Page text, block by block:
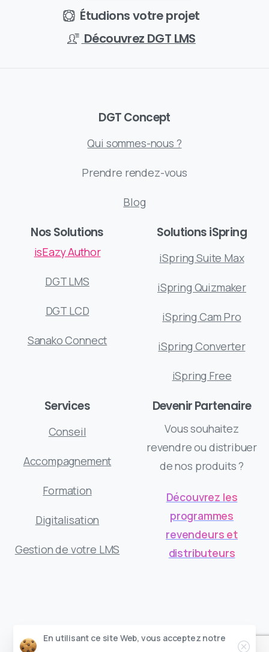
Étudions votre projet
Découvrez DGT LMS
DGT Concept
Qui sommes-nous ?
Prendre rendez-vous
Blog
Nos Solutions
isEazy Author
DGT LMS
DGT LCD
Sanako Connect
Solutions iSpring
iSpring Suite Max
iSpring Quizmaker
iSpring Cam Pro
iSpring Converter
iSpring Free
Services
Conseil
Accompagnement
Formation
Digitalisation
Gestion de votre LMS
Devenir Partenaire
Vous souhaitez
revendre ou distribuer
de nos produits ?
Découvrez les
programmes
revendeurs et
distributeurs
DGT Concept © Tous droits réservés
En utilisant ce site Web, vous acceptez notre